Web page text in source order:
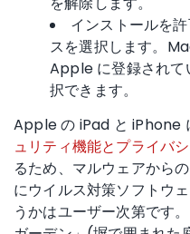
インストールを
スを選択します。
Apple に登録されて
択できます。
Apple の iPad と iPhone
ュリティ機能とプライバ
るため、マルウェアから
にウイルス対策ソフトウ
うかはユーザー次第です